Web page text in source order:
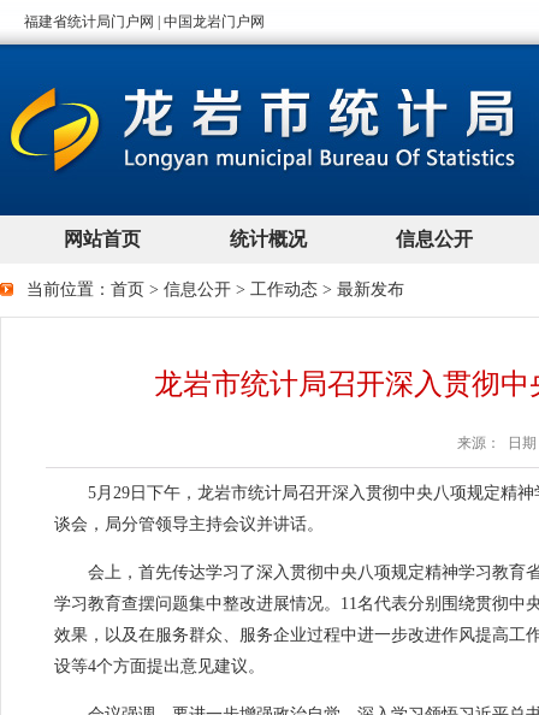
当前位置： 首页 > 信息公开 > 工作动态 > 最新发布
龙岩市统计局召开深入贯彻
来源： 日期
5月29日下午，龙岩市统计局召开深入贯彻中央八项规定精神
谈会，局分管领导主持会议并讲话。
会上，首先传达学习了深入贯彻中央八项规定精神学习教育
学习教育查摆问题集中整改进展情况。11名代表分别围绕贯彻
效果，以及在服务群众、服务企业过程中进一步改进作风提高
设等4个方面提出意见建议。